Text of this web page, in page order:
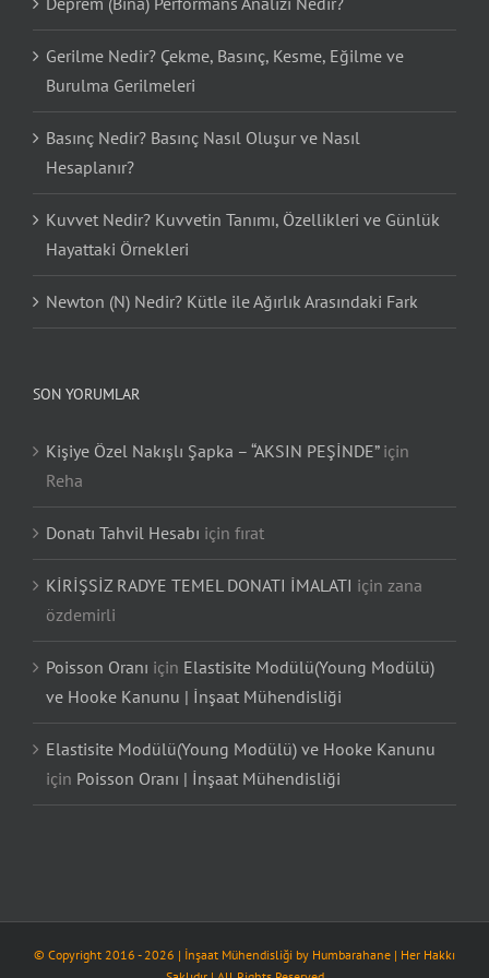
Gerilme Nedir? Çekme, Basınç, Kesme, Eğilme ve
Burulma Gerilmeleri
Basınç Nedir? Basınç Nasıl Oluşur ve Nasıl
Hesaplanır?
Kuvvet Nedir? Kuvvetin Tanımı, Özellikleri ve Günlük
Hayattaki Örnekleri
Newton (N) Nedir? Kütle ile Ağırlık Arasındaki Fark
SON YORUMLAR
Kişiye Özel Nakışlı Şapka – “AKSIN PEŞİNDE”için
Reha
Donatı Tahvil Hesabı için fırat
KİRİŞSİZ RADYE TEMEL DONATI İMALATI için zana
özdemirli
Poisson Oranı için Elastisite Modülü(Young Modülü)
ve Hooke Kanunu | İnşaat Mühendisliği
Elastisite Modülü(Young Modülü) ve Hooke Kanunu
için Poisson Oranı | İnşaat Mühendisliği
© Copyright 2016 - 2026 | İnşaat Mühendisliği by Humbarahane | Her Hakkı